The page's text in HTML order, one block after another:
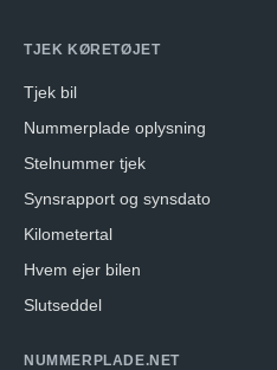
TJEK KØRETØJET
Tjek bil
Nummerplade oplysning
Stelnummer tjek
Synsrapport og synsdato
Kilometertal
Hvem ejer bilen
Slutseddel
NUMMERPLADE.NET